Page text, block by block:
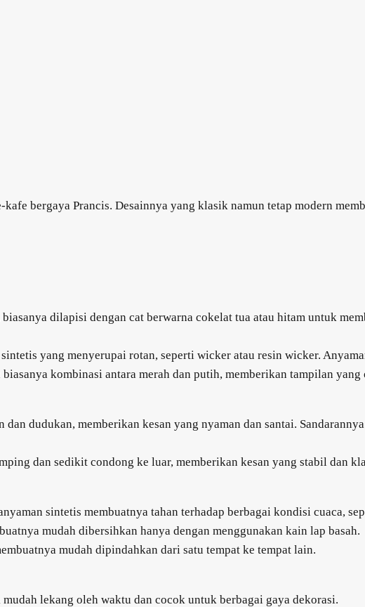
bergaya Prancis. Desainnya yang klasik namun tetap modern
dilapisi dengan cat berwarna cokelat tua atau hitam untuk
yang menyerupai rotan, seperti wicker atau resin wicker.
kombinasi antara merah dan putih, memberikan tampilan yang
dudukan, memberikan kesan yang nyaman dan santai.
dan sedikit condong ke luar, memberikan kesan yang stabil dan
sintetis membuatnya tahan terhadap berbagai kondisi cuaca,
mudah dibersihkan hanya dengan menggunakan kain lap basah.
mudah dipindahkan dari satu tempat ke tempat lain.
lekang oleh waktu dan cocok untuk berbagai gaya dekorasi.